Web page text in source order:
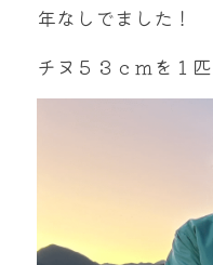
お問い合わせ
0597-32-0573
お問い合わ
年なしでました！
チヌ５３ｃｍを１匹